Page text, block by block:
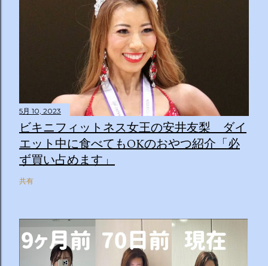
5月 10, 2023
ビキニフィットネス女王の安井友梨 ダイ
エット中に食べてもOKのおやつ紹介「必
ず買い占めます」
共有